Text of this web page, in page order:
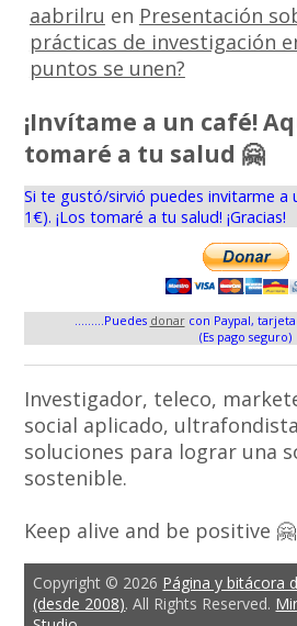
aabrilru en Presentación
prácticas de investigación
puntos se unen?
¡Invítame a un café!
tomaré a tu salud 🤗
Si te gustó/sirvió puedes invitarme a
1€). ¡Los tomaré a tu salud! ¡Gracias!
.........Puedes donarcon Paypal, tarjeta
(Es pago seguro)
Investigador, teleco,
social aplicado,
soluciones para lograr una
sostenible.
Keep alive and be positive
Copyright © 2026 Página y bitácora
(desde 2008). All Rights Reserved.